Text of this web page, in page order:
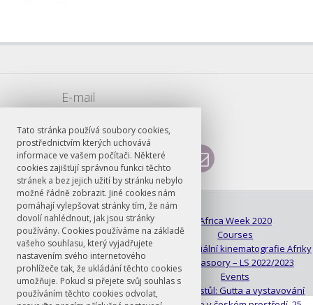
Tato stránka používá soubory cookies,
prostřednictvím kterých uchovává
informace ve vašem počítači. Některé
cookies zajišťují správnou funkci těchto
stránek a bez jejich užití by stránku nebylo
možné řádně zobrazit. Jiné cookies nám
pomáhají vylepšovat stránky tím, že nám
dovolí nahlédnout, jak jsou stránky
používány. Cookies používáme na základě
vašeho souhlasu, který vyjadřujete
nastavením svého internetového
prohlížeče tak, že ukládání těchto cookies
umožňuje. Pokud si přejete svůj souhlas s
používáním těchto cookies odvolat,
E-mail
© FF UK 2026
About
Africa Week 2020
Contacts
Courses
Day of Africa 2019
Dekoloniální kinematografie Afriky
a její diaspory – LS 2022/2023
Den Afriky 2019
Events
Knihovna
Kulatý stůl: Gutta a vystavování